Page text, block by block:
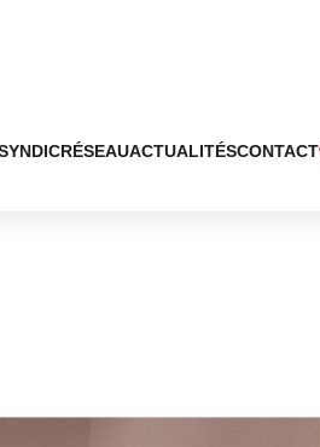
RÉSEAUACTUALITÉSCONTACT